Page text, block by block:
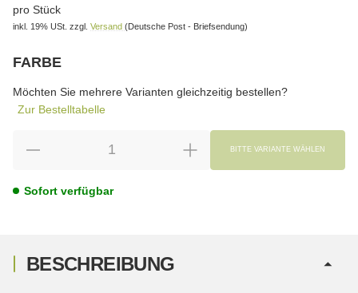
pro Stück
inkl. 19% USt. zzgl. Versand (Deutsche Post - Briefsendung)
FARBE
Möchten Sie mehrere Varianten gleichzeitig bestellen?
Zur Bestelltabelle
BITTE VARIANTE WÄHLEN
Sofort verfügbar
BESCHREIBUNG